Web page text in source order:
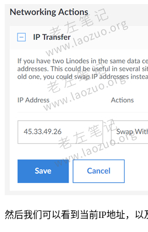
然后我们可以看到当前IP地址，以